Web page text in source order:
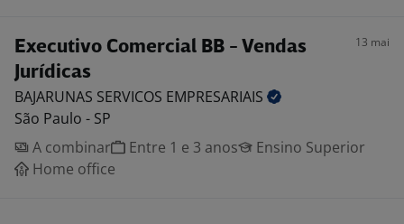
Executivo Comercial BB - Vendas
Jurídicas
13 mai
BAJARUNAS SERVICOS EMPRESARIAIS
São Paulo - SP
A combinar
Entre 1 e 3 anos
Ensino Superior
Home office